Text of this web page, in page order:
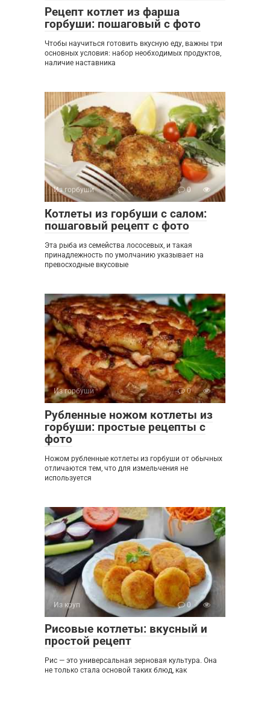
Рецепт котлет из фарша
горбуши: пошаговый с фото
Чтобы научиться готовить вкусную еду, важны три
основных условия: набор необходимых продуктов,
наличие наставника
Из горбуши 0
Котлеты из горбуши с салом:
пошаговый рецепт с фото
Эта рыба из семейства лососевых, и такая
принадлежность по умолчанию указывает на
превосходные вкусовые
Из горбуши 0
Рубленные ножом котлеты из
горбуши: простые рецепты с
фото
Ножом рубленные котлеты из горбуши от обычных
отличаются тем, что для измельчения не
используется
Из круп 0
Рисовые котлеты: вкусный и
простой рецепт
Рис — это универсальная зерновая культура. Она
не только стала основой таких блюд, как